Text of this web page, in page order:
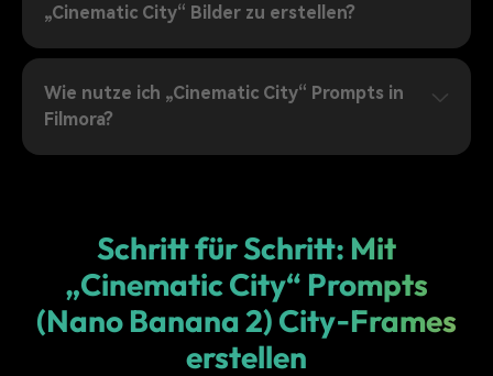
„Cinematic City“ Bilder zu erstellen?
Wie nutze ich „Cinematic City“ Prompts in
Filmora?
Schritt für Schritt: Mit
„Cinematic City“ Prompts
(Nano Banana 2) City‑Frames
erstellen